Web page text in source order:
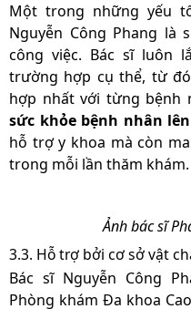
Một trong những yếu
Nguyễn Công Phang
công việc. Bác sĩ luôn
trường hợp cụ thể, từ
hợp nhất với từng bệnh
sức khỏe bệnh nhân
hỗ trợ y khoa mà còn
trong mỗi lần thăm khám.
Ảnh bác sĩ
3.3. Hỗ trợ bởi cơ sở vật
Bác sĩ Nguyễn Công
Phòng khám Đa khoa